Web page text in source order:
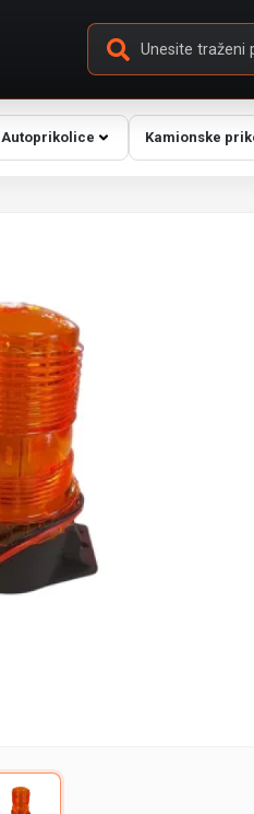
Autoprikolice Kamionske